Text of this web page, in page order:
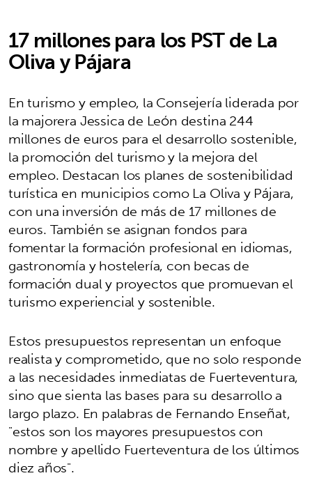
17 millones para los PST de La
Oliva y Pájara
En turismo y empleo, la Consejería liderada por
la majorera Jessica de León destina 244
millones de euros para el desarrollo sostenible,
la promoción del turismo y la mejora del
empleo. Destacan los planes de sostenibilidad
turística en municipios como La Oliva y Pájara,
con una inversión de más de 17 millones de
euros. También se asignan fondos para
fomentar la formación profesional en idiomas,
gastronomía y hostelería, con becas de
formación dual y proyectos que promuevan el
turismo experiencial y sostenible.
Estos presupuestos representan un enfoque
realista y comprometido, que no solo responde
a las necesidades inmediatas de Fuerteventura,
sino que sienta las bases para su desarrollo a
largo plazo. En palabras de Fernando Enseñat,
"estos son los mayores presupuestos con
nombre y apellido Fuerteventura de los últimos
diez años".